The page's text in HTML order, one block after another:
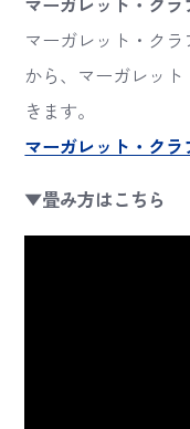
マーガレット・クラ
から、マーガレッ
きます。
マーガレット・クラ
▼畳み方はこちら